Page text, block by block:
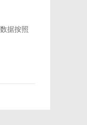
数据按照